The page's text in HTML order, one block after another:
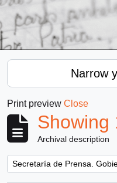
Narrow
Print preview Close
Showing
Archival description
Remove filter:
Secretaría de Prensa.